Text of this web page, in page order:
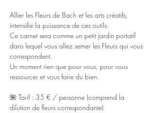
Allier les Fleurs de Bach et les arts créatifs,
intensifie la puissance de ces outils.
Ce carnet sera comme un petit jardin portatif
dans lequel vous allez semer les Fleurs qui vous
correspondent.
Un moment rien que pour vous, pour vous
ressourcer et vous faire du bien.
🌺 Tarif : 35 € / personne (comprend la
dilution de fleurs correspondante)